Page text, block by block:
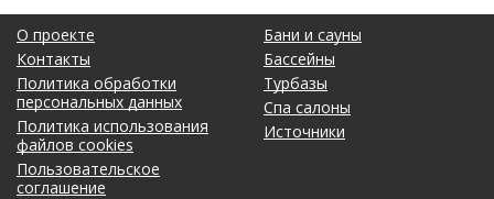
О проекте
Контакты
Политика обработки
персональных данных
Политика использования
файлов cookies
Пользовательское
соглашение
Бани и сауны
Бассейны
Турбазы
Спа салоны
Источники